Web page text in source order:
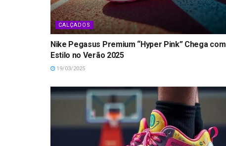
CALÇADOS
Nike Pegasus Premium “Hyper Pink” Chega com
Estilo no Verão 2025
19/03/2025